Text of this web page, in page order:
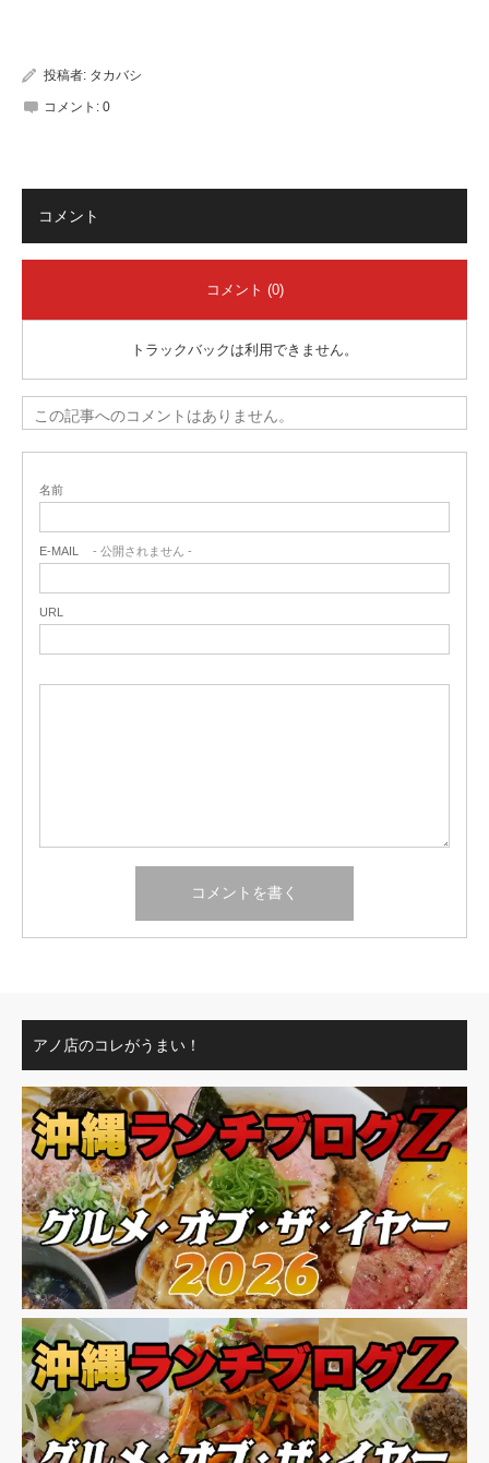
投稿者: タカバシ
コメント: 0
コメント
コメント (0)
トラックバックは利用できません。
この記事へのコメントはありません。
名前
E-MAIL - 公開されません -
URL
アノ店のコレがうまい！